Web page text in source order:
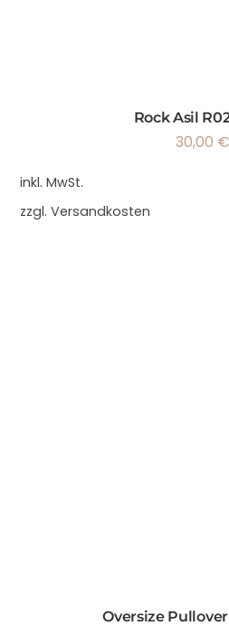
Rock Asil
30,00 €
inkl. MwSt.
zzgl.Versandkosten
Oversize